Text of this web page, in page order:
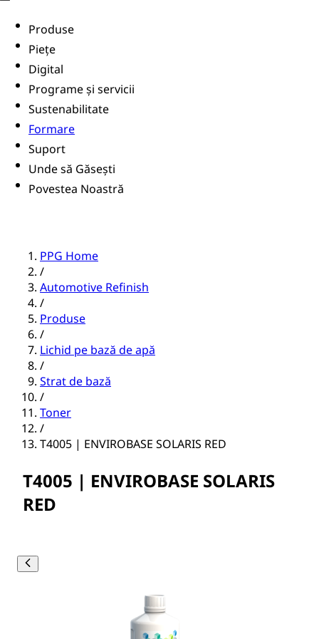
Produse
Piețe
Digital
Programe și servicii
Sustenabilitate
Formare
Suport
Unde să Găsești
Povestea Noastră
PPG Home
/
Automotive Refinish
/
Produse
/
Lichid pe bază de apă
/
Strat de bază
/
Toner
/
T4005 | ENVIROBASE SOLARIS RED
T4005 | ENVIROBASE SOLARIS
RED